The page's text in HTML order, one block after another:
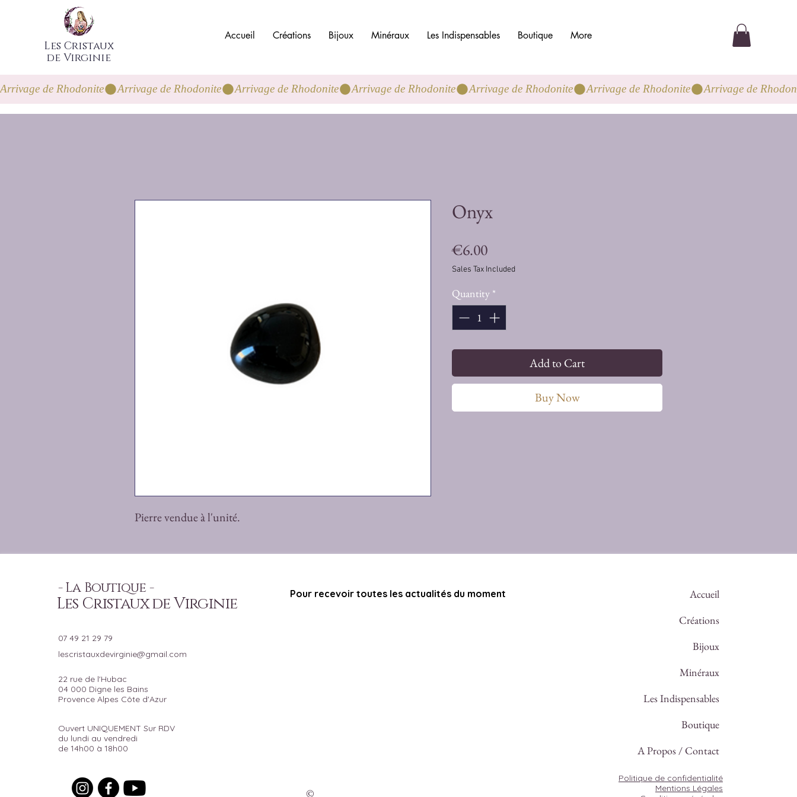
Les Cristaux
de Virginie
Accueil Créations Bijoux Minéraux Les Indispensables Boutique More
Arrivage de Rhodonite
Pierre vendue à l'unité.
Onyx
€6.00Price
Sales Tax Included
Quantity *
Add to Cart
Buy Now
- La Boutique -
Les Cristaux de Virginie
07 49 21 29 79
lescristauxdevirginie@gmail.com
22 rue de l'Hubac
04 000 Digne les Bains
Provence Alpes Côte d'Azur
Ouvert UNIQUEMENT Sur RDV
du lundi au vendredi
de 14h00 à 18h00
Pour recevoir toutes les actualités du moment
©
Accueil
Créations
Bijoux
Minéraux
Les Indispensables
Boutique
A Propos / Contact
Politique de confidentialité
Mentions Légales